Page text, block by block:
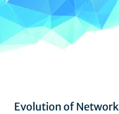
Evolution of